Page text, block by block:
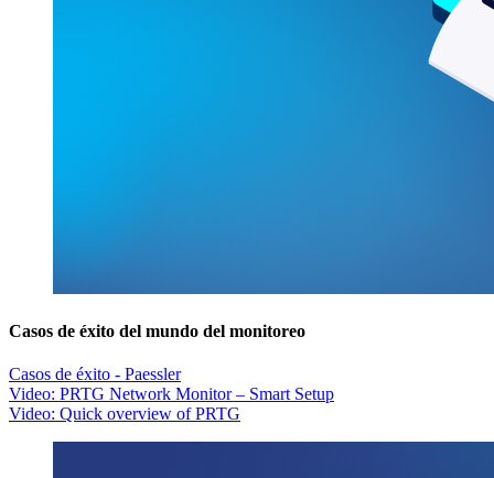
Casos de éxito del mundo del monitoreo
Casos de éxito - Paessler
Video: PRTG Network Monitor – Smart Setup
Video: Quick overview of PRTG